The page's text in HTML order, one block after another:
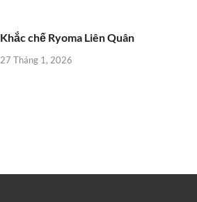
Khắc chế Ryoma Liên Quân
27 Tháng 1, 2026